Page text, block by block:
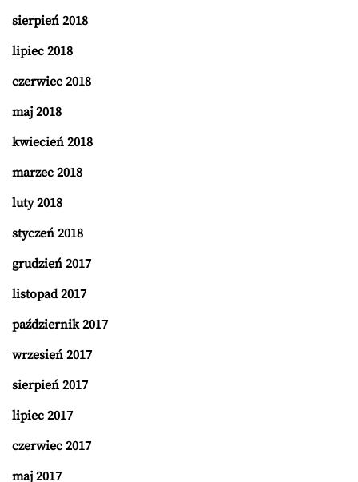
sierpień 2018
lipiec 2018
czerwiec 2018
maj 2018
kwiecień 2018
marzec 2018
luty 2018
styczeń 2018
grudzień 2017
listopad 2017
październik 2017
wrzesień 2017
sierpień 2017
lipiec 2017
czerwiec 2017
maj 2017